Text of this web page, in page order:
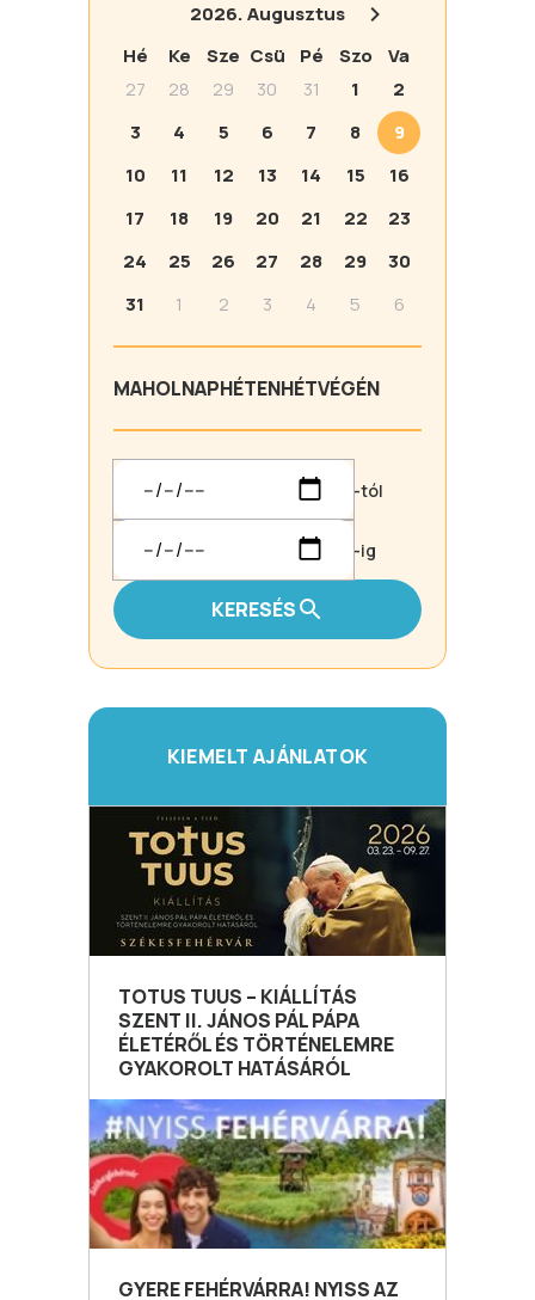
2026.Augusztus
Hé
Ke Sze Csü Pé Szo
Va
27
28 29 30 31 1
2
3
4 5 6 7 8
9
10
11 12 13 14 15
16
17
18 19 20 21 22
23
24
25 26 27 28 29
30
31
1 2 3 4 5 6
MAHOLNAPHÉTENHÉTVÉGÉN
-tól
-ig
KERESÉS
KIEMELT AJÁNLATOK
TOTUS TUUS – KIÁLLÍTÁS
SZENT II. JÁNOS PÁL PÁPA
ÉLETÉRŐL ÉS TÖRTÉNELEMRE
GYAKOROLT HATÁSÁRÓL
GYERE FEHÉRVÁRRA! NYISS AZ